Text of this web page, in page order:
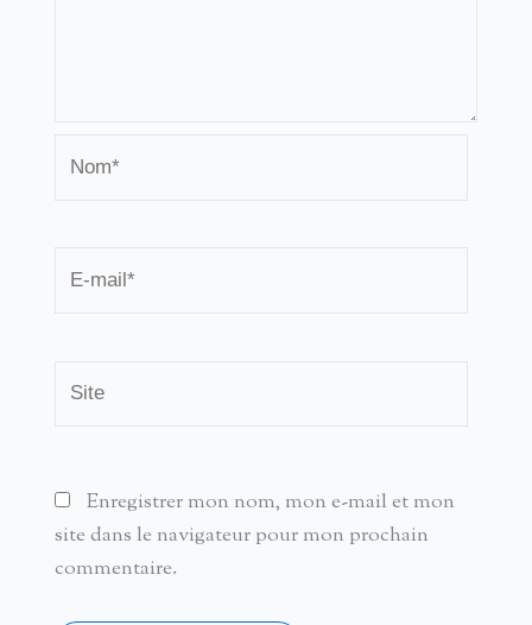
mail*
Enregistrer mon nom, mon e-mail et mon
site dans le navigateur pour mon prochain
commentaire.